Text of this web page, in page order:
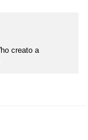
creato a